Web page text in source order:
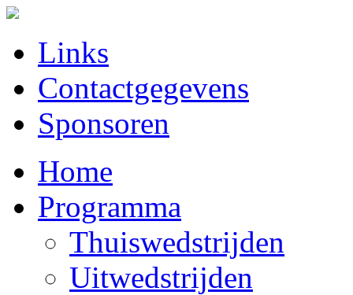
Links
Contactgegevens
Sponsoren
Home
Programma
Thuiswedstrijden
Uitwedstrijden